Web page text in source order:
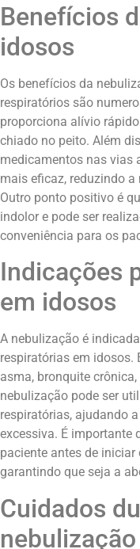
Benefícios
idosos
Os benefícios da
respiratórios são
proporciona alívio
chiado no peito. Além
medicamentos nas vias
mais eficaz, reduzindo
Outro ponto positivo é
indolor e pode ser
conveniência para os
Indicações
em idosos
A nebulização é
respiratórias em idosos.
asma, bronquite
nebulização pode ser
respiratórias, ajudando
excessiva. É importante
paciente antes de
garantindo que seja a
Cuidados
nebulização